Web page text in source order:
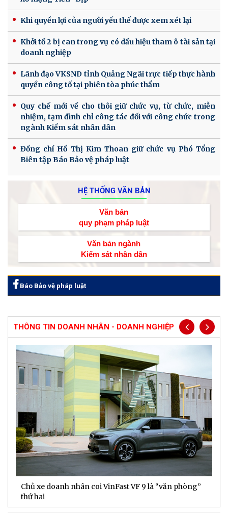
Khi quyền lợi của người yếu thế được xem xét lại
Khởi tố 2 bị can trong vụ có dấu hiệu tham ô tài sản tại
doanh nghiệp
Lãnh đạo VKSND tỉnh Quảng Ngãi trực tiếp thực hành
quyền công tố tại phiên tòa phúc thẩm
Quy chế mới về cho thôi giữ chức vụ, từ chức, miễn
nhiệm, tạm đình chỉ công tác đối với công chức trong
ngành Kiểm sát nhân dân
Đồng chí Hồ Thị Kim Thoan giữ chức vụ Phó Tổng
Biên tập Báo Bảo vệ pháp luật
HỆ THỐNG VĂN BẢN
Văn bản
quy phạm pháp luật
Văn bản ngành
Kiểm sát nhân dân
Báo Bảo vệ pháp luật
THÔNG TIN DOANH NHÂN - DOANH NGHIỆP
Chủ xe doanh nhân coi VinFast VF 9 là “văn phòng”
thứ hai